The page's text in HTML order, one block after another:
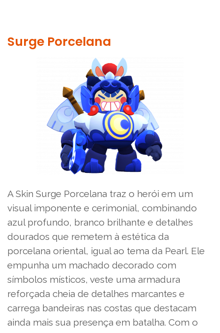
Surge Porcelana
A Skin Surge Porcelana traz o herói em um
visual imponente e cerimonial, combinando
azul profundo, branco brilhante e detalhes
dourados que remetem à estética da
porcelana oriental, igual ao tema da Pearl. Ele
empunha um machado decorado com
símbolos místicos, veste uma armadura
reforçada cheia de detalhes marcantes e
carrega bandeiras nas costas que destacam
ainda mais sua presença em batalha. Com o